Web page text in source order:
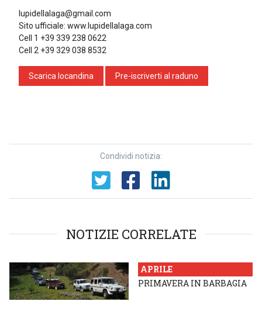
lupidellalaga@gmail.com
Sito ufficiale: www.lupidellalaga.com
Cell 1 +39 339 238 0622
Cell 2 +39 329 038 8532
Scarica locandina Pre-iscriverti al raduno
Condividi notizia:
NOTIZIE CORRELATE
APRILE
PRIMAVERA IN BARBAGIA